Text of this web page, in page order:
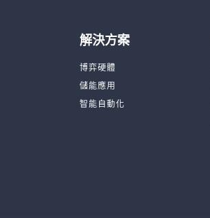
解決方案
博弈硬體
儲能應用
智能自動化